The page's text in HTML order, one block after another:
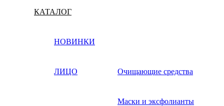
КАТАЛОГ
НОВИНКИ
ЛИЦО Очищающие средства
Маски и эксфолианты